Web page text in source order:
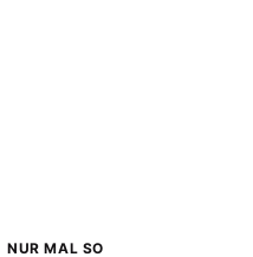
NUR MAL SO